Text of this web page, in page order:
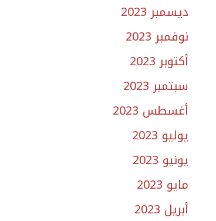
ديسمبر 2023
نوفمبر 2023
أكتوبر 2023
سبتمبر 2023
أغسطس 2023
يوليو 2023
يونيو 2023
مايو 2023
أبريل 2023